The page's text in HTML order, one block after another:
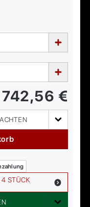
742,56 €
4 STÜCK